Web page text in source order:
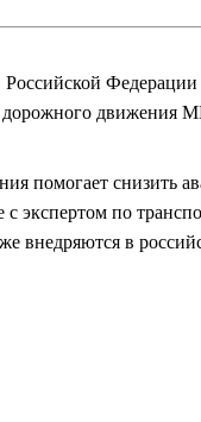
Федерации
дорожного движения
помогает снизить
экспертом по
внедряются в